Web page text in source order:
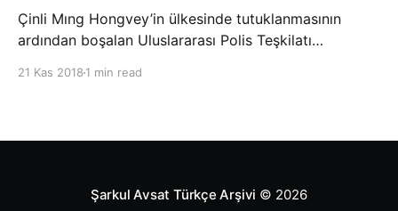
Çinli Mıng Hongvey’in ülkesinde tutuklanmasının
ardından boşalan Uluslararası Polis Teşkilatı
21 Kas 2018 1 min read
Şarkul Avsat Türkçe Arşivi © 2026